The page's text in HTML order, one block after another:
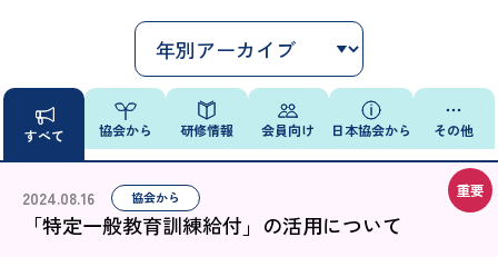
すべて 協会から 研修情報 会員向け 日本協会から その他
2024.08.16 協会から
「特定一般教育訓練給付」の活用について